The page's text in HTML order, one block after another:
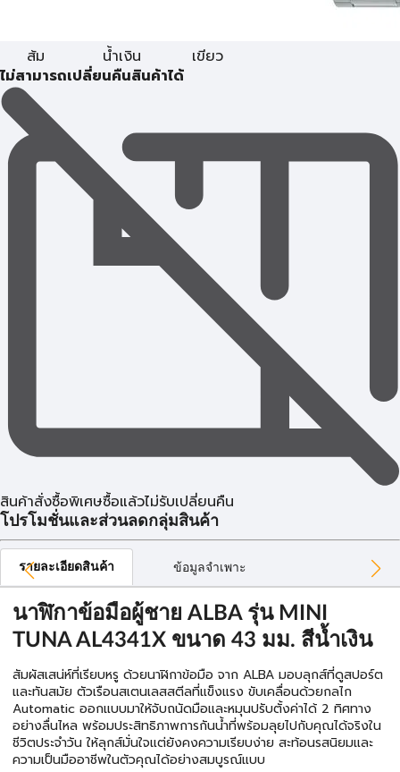
ส้ม น้ำเงิน
เขียว
ไม่สามารถเปลี่ยนคืนสินค้าได้
สินค้าสั่งซื้อพิเศษซื้อแล้วไม่รับเปลี่ยนคืน
โปรโมชั่นและส่วนลดกลุ่มสินค้า
รายละเอียดสินค้า ข้อมูลจำเพาะ
นาฬิกาข้อมือผู้ชาย ALBA รุ่น MINI
TUNA AL4341X ขนาด 43 มม. สีน้ำเงิน
สัมผัสเสน่ห์ที่เรียบหรู ด้วยนาฬิกาข้อมือ จาก ALBA มอบลุกส์ที่ดูสปอร์ต
และทันสมัย ตัวเรือนสเตนเลสสตีลที่แข็งแรง ขับเคลื่อนด้วยกลไก
Automatic ออกแบบมาให้จับถนัดมือและหมุนปรับตั้งค่าได้ 2 ทิศทาง
อย่างลื่นไหล พร้อมประสิทธิภาพการกันน้ำที่พร้อมลุยไปกับคุณได้จริงใน
ชีวิตประจำวัน ให้ลุกส์มั่นใจแต่ยังคงความเรียบง่าย สะท้อนรสนิยมและ
ความเป็นมืออาชีพในตัวคุณได้อย่างสมบูรณ์แบบ